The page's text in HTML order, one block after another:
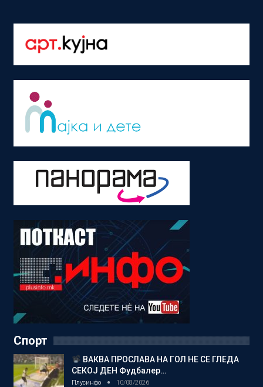
Спорт
ВАКВА ПРОСЛАВА НА ГОЛ НЕ СЕ ГЛЕДА
СЕКОЈ ДЕН Фудбалер…
Плусинфо 10/08/2026